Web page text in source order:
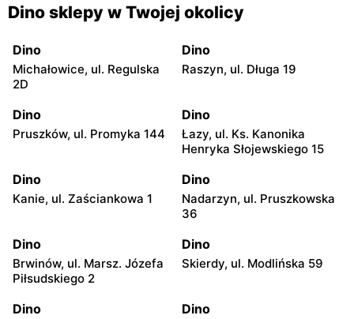
Dino sklepy w Twojej okolicy
Dino
Michałowice, ul. Regulska
2D
Dino
Raszyn, ul. Długa 19
Dino
Pruszków, ul. Promyka 144
Dino
Łazy, ul. Ks. Kanonika
Henryka Słojewskiego 15
Dino
Kanie, ul. Zaściankowa 1
Dino
Nadarzyn, ul. Pruszkowska
36
Dino
Brwinów, ul. Marsz. Józefa
Piłsudskiego 2
Dino
Skierdy, ul. Modlińska 59
Dino Dino